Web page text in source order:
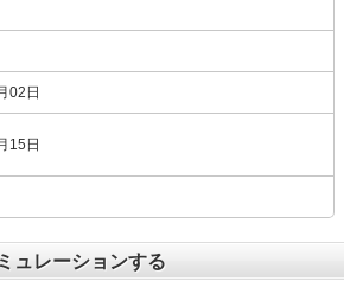
02日
15日
ュレーションする